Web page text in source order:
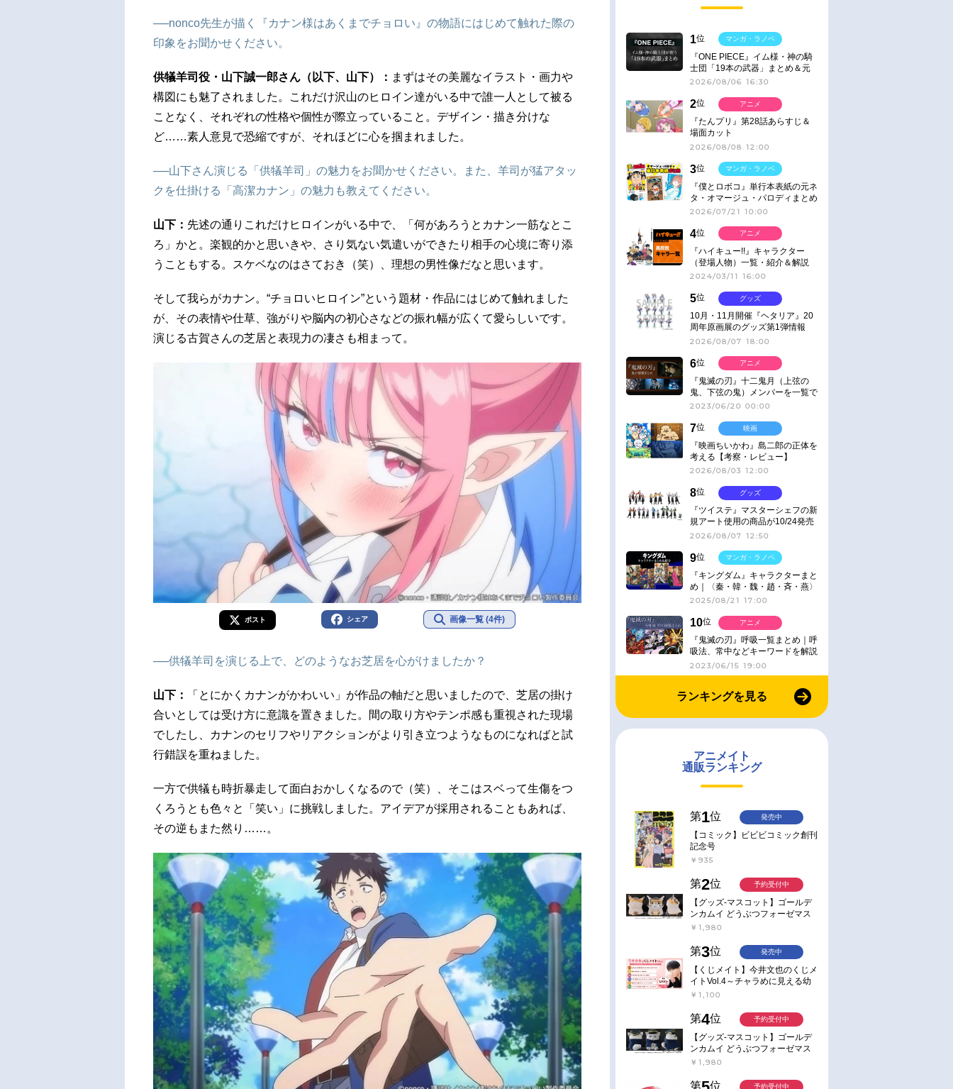
──nonco先生が描く『カナン様はあくまでチョロい』の物語にはじめて触れた際の
印象をお聞かせください。
供犠羊司役・山下誠一郎さん（以下、山下）： まずはその美麗なイラスト・画力や
構図にも魅了されました。これだけ沢山のヒロイン達がいる中で誰一人として被る
ことなく、それぞれの性格や個性が際立っていること。デザイン・描き分けな
ど……素人意見で恐縮ですが、それほどに心を掴まれました。
──山下さん演じる「供犠羊司」の魅力をお聞かせください。また、羊司が猛アタッ
クを仕掛ける「高潔カナン」の魅力も教えてください。
山下： 先述の通りこれだけヒロインがいる中で、「何があろうとカナン一筋なとこ
ろ」かと。楽観的かと思いきや、さり気ない気遣いができたり相手の心境に寄り添
うこともする。スケベなのはさておき（笑）、理想の男性像だなと思います。
そして我らがカナン。“チョロいヒロイン”という題材・作品にはじめて触れました
が、その表情や仕草、強がりや脳内の初心さなどの振れ幅が広くて愛らしいです。
演じる古賀さんの芝居と表現力の凄さも相まって。
ポスト シェア 画像一覧 (4件)
──供犠羊司を演じる上で、どのようなお芝居を心がけましたか？
山下：
「とにかくカナンがかわいい」が作品の軸だと思いましたので、芝居の掛け
合いとしては受け方に意識を置きました。間の取り方やテンポ感も重視された現場
でしたし、カナンのセリフやリアクションがより引き立つようなものになればと試
行錯誤を重ねました。
一方で供犠も時折暴走して面白おかしくなるので（笑）、そこはスベって生傷をつ
くろうとも色々と「笑い」に挑戦しました。アイデアが採用されることもあれば、
その逆もまた然り……。
1位
『ONE PIECE』イム様・神の騎
士団「19本の武器」まとめ＆元
ネタ
2026/08/06 16:30
マンガ・ラノベ
2位
『たんプリ』第28話あらすじ＆
場面カット
2026/08/08 12:00
アニメ
3位
『僕とロボコ』単行本表紙の元ネ
タ・オマージュ・パロディまとめ
2026/07/21 10:00
マンガ・ラノベ
4位
『ハイキュー!!』キャラクター
（登場人物）一覧・紹介＆解説
2024/03/11 16:00
アニメ
5位
10月・11月開催『ヘタリア』20
周年原画展のグッズ第1弾情報
2026/08/07 18:00
グッズ
6位
『鬼滅の刃』十二鬼月（上弦の
鬼、下弦の鬼）メンバーを一覧で
紹介＆解説（登場鬼の情報まと
2023/06/20 00:00
アニメ
7位
『映画ちいかわ』島二郎の正体を
考える【考察・レビュー】
2026/08/03 12:00
映画
8位
『ツイステ』マスターシェフの新
規アート使用の商品が10/24発売
2026/08/07 12:50
グッズ
9位
『キングダム』キャラクターまと
め｜〈秦・韓・魏・趙・斉・燕〉
2025/08/21 17:00
マンガ・ラノベ
10位
『鬼滅の刃』呼吸一覧まとめ｜呼
吸法、常中などキーワードを解説
2023/06/15 19:00
アニメ
ランキングを見る
アニメイト
通販ランキング
第1位
【コミック】ビビビコミック創刊
記念号
￥935
発売中
第2位
【グッズ-マスコット】ゴールデ
ンカムイ どうぶつフォーゼマス
コット 4.尾形百之助【再販】
￥1,980
予約受付中
第3位
【くじメイト】今井文也のくじメ
イトVol.4～チャラめに見える幼
馴染、実は一途で独占欲が強いん
￥1,100
発売中
第4位
【グッズ-マスコット】ゴールデ
ンカムイ どうぶつフォーゼマス
コット 5.月島軍曹【再販】
￥1,980
予約受付中
第 位 予約受付中